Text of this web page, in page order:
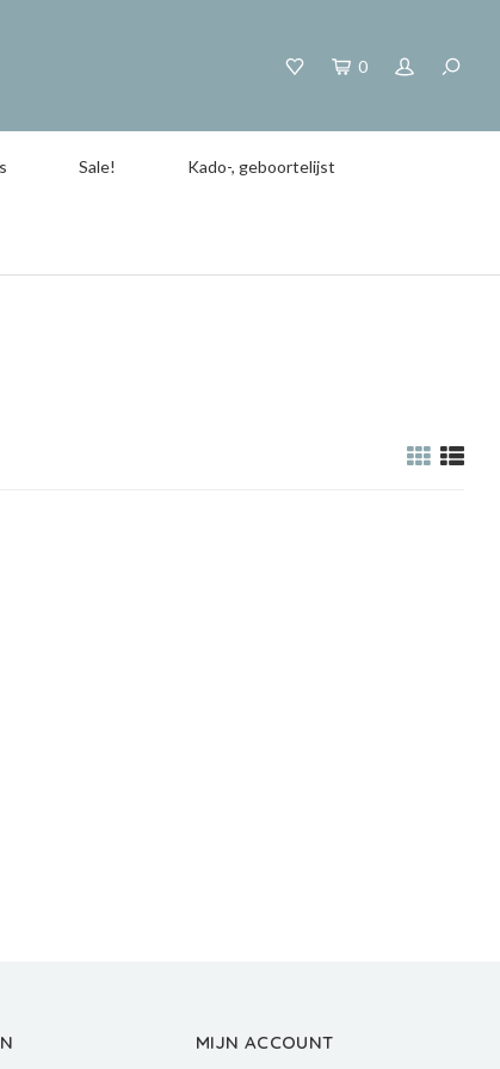
0
Sale! Kado-, geboortelijst
MIJN ACCOUNT